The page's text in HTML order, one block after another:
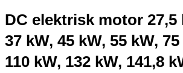
DC elektrisk motor 27,5
37 kW, 45 kW, 55 kW,
110 kW, 132 kW, 141,8